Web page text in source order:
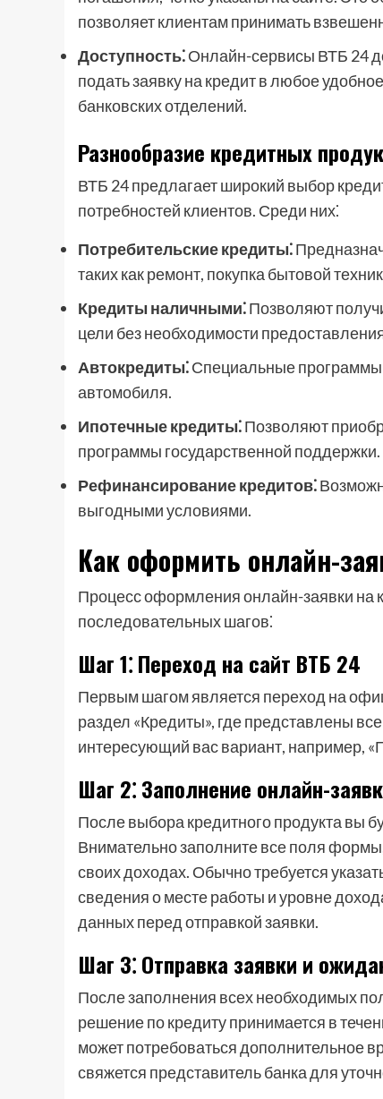
позволяет клиентам принимать
Доступность⁚Онлайн-сервисы ВТБ 24
подать заявку на кредит в любое
банковских отделений.
Разнообразие кредитных
ВТБ 24 предлагает широкий выбор
потребностей клиентов. Среди них⁚
Потребительские кредиты⁚
таких как ремонт, покупка бытовой
Кредиты наличными⁚Позволяют
цели без необходимости
Автокредиты⁚Специальные программы
автомобиля.
Ипотечные кредиты⁚Позволяют
программы государственной поддержки.
Рефинансирование кредитов⁚
выгодными условиями.
Как оформить онлайн-
Процесс оформления онлайн-заявки на
последовательных шагов⁚
Шаг 1⁚ Переход на сайт ВТБ 24
Первым шагом является переход на
раздел «Кредиты», где представлены
интересующий вас вариант, например,
Шаг 2⁚ Заполнение онлайн-
После выбора кредитного продукта вы
Внимательно заполните все поля
своих доходах. Обычно требуется
сведения о месте работы и уровне
данных перед отправкой заявки.
Шаг 3⁚ Отправка заявки и
После заполнения всех необходимых
решение по кредиту принимается в
может потребоваться дополнительное
свяжется представитель банка для